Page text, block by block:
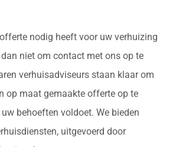
nodig heeft voor uw verhuizing
dan niet om contact met ons op te
verhuisadviseurs staan klaar om
op maat gemaakte offerte op te
behoeften voldoet. We bieden
uitgevoerd door